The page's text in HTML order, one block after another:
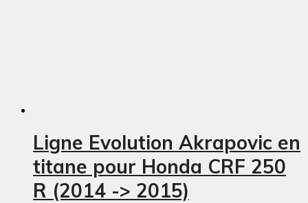
Ligne Evolution Akrapovic en
titane pour Honda CRF 250
R (2014 -> 2015)